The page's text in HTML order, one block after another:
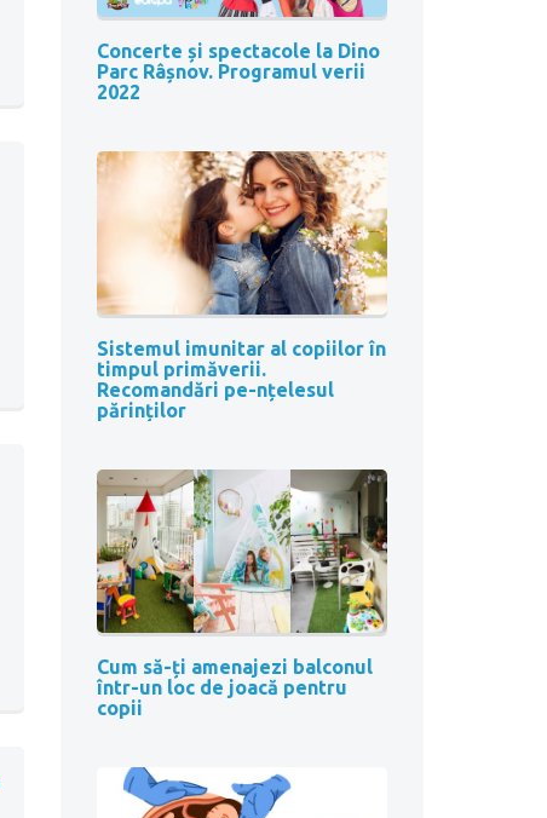
Concerte și spectacole la Dino
Parc Râșnov. Programul verii
2022
Sistemul imunitar al copiilor în
timpul primăverii.
Recomandări pe-nțelesul
părinților
Cum să-ți amenajezi balconul
într-un loc de joacă pentru
copii